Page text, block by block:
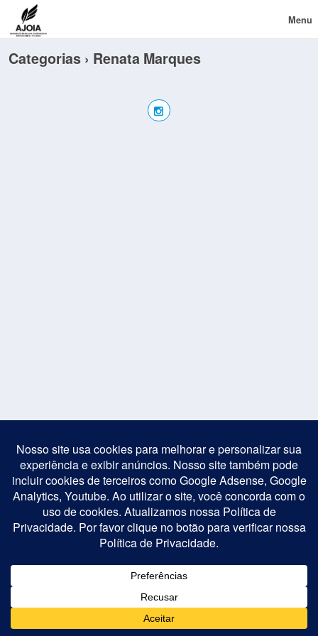
Menu
Categorias › Renata Marques